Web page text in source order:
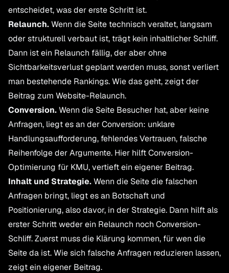
entscheidet, was der erste Schritt ist.
Relaunch.Wenn die Seite technisch veraltet, langsam
oder strukturell verbaut ist, trägt kein inhaltlicher Schliff.
Dann ist ein Relaunch fällig, der aber ohne
Sichtbarkeitsverlust geplant werden muss, sonst verliert
man bestehende Rankings. Wie das geht, zeigtder
Beitrag zum Website-Relaunch.
Conversion.Wenn die Seite Besucher hat, aber keine
Anfragen, liegt es an der Conversion: unklare
Handlungsaufforderung, fehlendes Vertrauen, falsche
Reihenfolge der Argumente. Hier hilftConversion-
Optimierung für KMU, vertieft ein eigener Beitrag.
Inhalt und Strategie.Wenn die Seite die falschen
Anfragen bringt, liegt es an Botschaft und
Positionierung, also davor, in der Strategie. Dann hilft als
erster Schritt weder ein Relaunch noch Conversion-
Schliff. Zuerst muss die Klärung kommen, für wen die
Seite da ist. Wie sich falsche Anfragen reduzieren lassen,
zeigt ein eigener Beitrag.